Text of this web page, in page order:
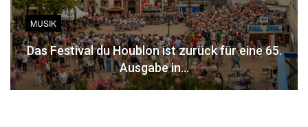
MUSIK
Das Festival du Houblon ist zurück für eine 65.
Ausgabe in…